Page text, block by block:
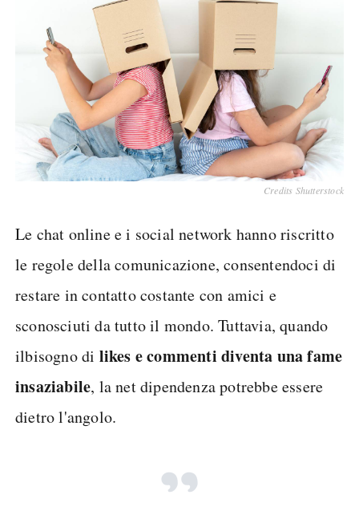
Credits Shutterstock
Le chat online e i social network hanno riscritto
le regole della comunicazione, consentendoci di
restare in contatto costante con amici e
sconosciuti da tutto il mondo. Tuttavia, quando
ilbisogno di likes e commenti diventa una fame
insaziabile, la net dipendenza potrebbe essere
dietro l'angolo.